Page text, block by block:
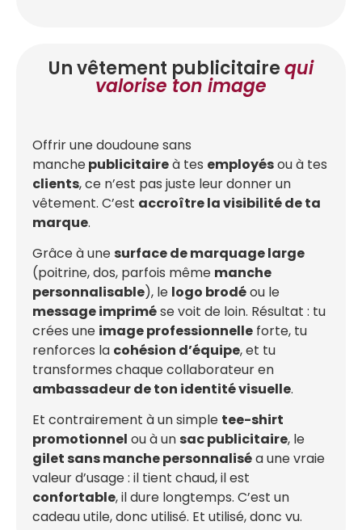
Un vêtement publicitairequi
valorise ton image
Offrir une doudoune sans
manchepublicitaireà tes employésou à tes
clients, ce n’est pas juste leur donner un
vêtement. C’est accroître la visibilité de ta
marque.
Grâce à une surface de marquage large
(poitrine, dos, parfois même manche
personnalisable), le logo brodéou le
message imprimése voit de loin. Résultat : tu
crées une image professionnelle forte, tu
renforces la cohésion d’équipe, et tu
transformes chaque collaborateur en
ambassadeur de ton identité visuelle.
Et contrairement à un simple tee-shirt
promotionnel ou à un sac publicitaire, le
gilet sans manche personnaliséa une vraie
valeur d’usage : il tient chaud, il est
confortable, il dure longtemps. C’est un
cadeau utile, donc utilisé. Et utilisé, donc vu.